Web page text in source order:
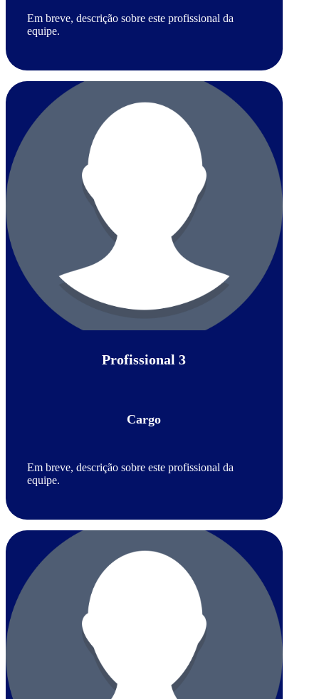
Em breve, descrição sobre este profissional da
equipe.
Profissional 3
Cargo
Em breve, descrição sobre este profissional da
equipe.